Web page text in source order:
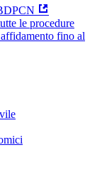
le procedure
fino al